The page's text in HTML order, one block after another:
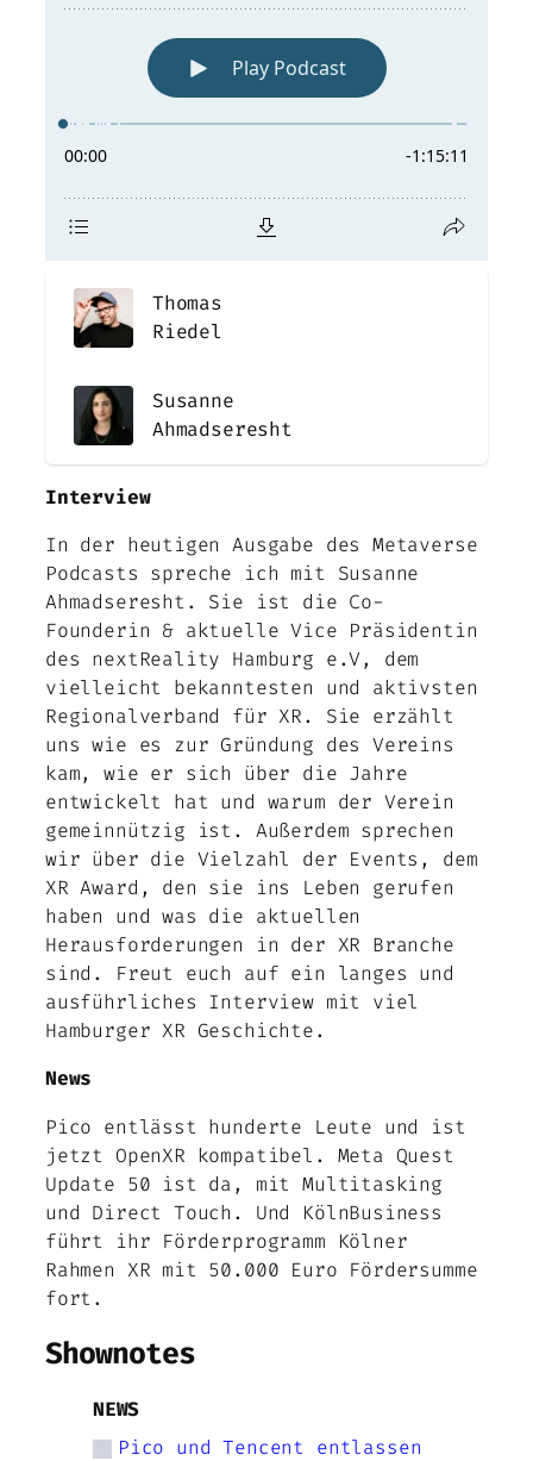
Thomas
Riedel
Susanne
Ahmadseresht
Interview
In der heutigen Ausgabe des Metaverse
Podcasts spreche ich mit Susanne
Ahmadseresht. Sie ist die Co-
Founderin & aktuelle Vice Präsidentin
des nextReality Hamburg e.V, dem
vielleicht bekanntesten und aktivsten
Regionalverband für XR. Sie erzählt
uns wie es zur Gründung des Vereins
kam, wie er sich über die Jahre
entwickelt hat und warum der Verein
gemeinnützig ist. Außerdem sprechen
wir über die Vielzahl der Events, dem
XR Award, den sie ins Leben gerufen
haben und was die aktuellen
Herausforderungen in der XR Branche
sind. Freut euch auf ein langes und
ausführliches Interview mit viel
Hamburger XR Geschichte.
News
Pico entlässt hunderte Leute und ist
jetzt OpenXR kompatibel. Meta Quest
Update 50 ist da, mit Multitasking
und Direct Touch. Und KölnBusiness
führt ihr Förderprogramm Kölner
Rahmen XR mit 50.000 Euro Fördersumme
fort.
Shownotes
NEWS
Pico und Tencent entlassen